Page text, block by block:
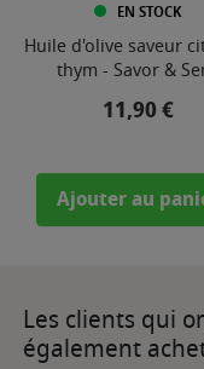
EN STOCK
Huile d'olive saveur
thym - Savor &
Prix
11,90 €
Ajouter au
Les clients qui
également